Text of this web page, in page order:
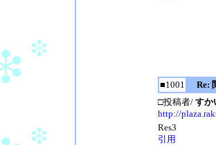
■1001
Re:
□投稿者/ すか
http://
Res3
引用